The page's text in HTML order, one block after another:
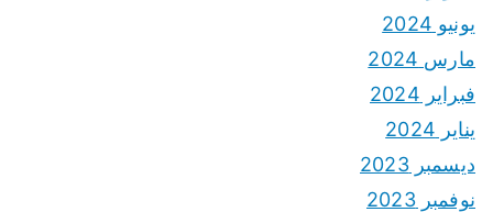
يونيو 2024
مارس 2024
فبراير 2024
يناير 2024
ديسمبر 2023
نوفمبر 2023